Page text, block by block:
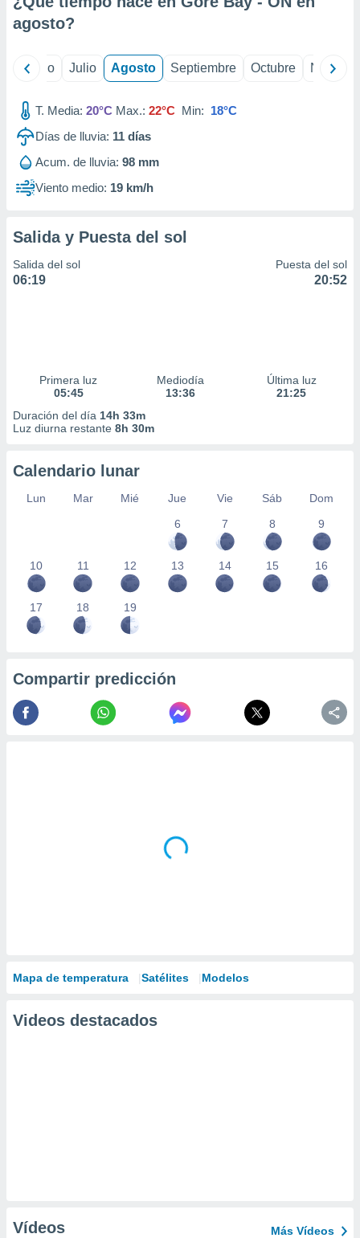
e
publicidad
publicidad
de
agosto?
Junio Julio Agosto Septiembre Octubre
T. Media: 20°C Max.: 22°C Min: 18°C
Días de lluvia: 11 días
Acum. de lluvia: 98 mm
Viento medio: 19 km/h
Salida y Puesta del sol
Salida del sol
06:19
Puesta del sol
20:52
Primera luz
05:45
Mediodía
13:36
Última luz
21:25
Duración del día 14h 33m
Luz diurna restante 8h 30m
Calendario lunar
Lun Mar Mié Jue Vie Sáb
Dom
6
7 8 9
10 11 12 13 14 15 16
17 18 19
Compartir predicción
Mapa de temperatura Satélites Modelos
Videos destacados
Vídeos Más Vídeos